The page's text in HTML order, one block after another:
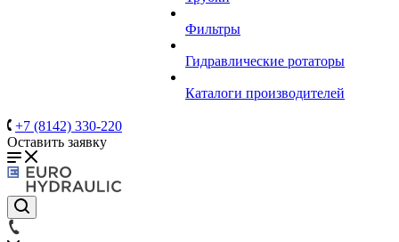
Фильтры
Гидравлические ротаторы
Каталоги производителей
+7 (8142) 330-220
Оставить заявку